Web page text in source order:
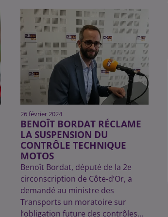
26 février 2024
BENOÎT BORDAT RÉCLAME
LA SUSPENSION DU
CONTRÔLE TECHNIQUE
MOTOS
Benoît Bordat, député de la 2e
circonscription de Côte-d’Or, a
demandé au ministre des
Transports un moratoire sur
l’obligation future des contrôles...